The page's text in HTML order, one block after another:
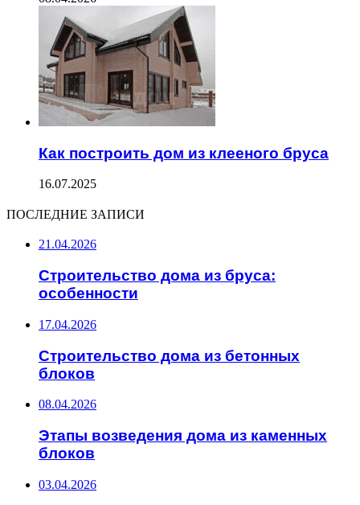
Как построить дом из клееного бруса
16.07.2025
ПОСЛЕДНИЕ ЗАПИСИ
21.04.2026
Строительство дома из бруса:
особенности
17.04.2026
Строительство дома из бетонных
блоков
08.04.2026
Этапы возведения дома из каменных
блоков
03.04.2026